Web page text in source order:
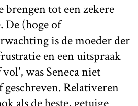
brengen tot een zekere
(hoge of
is de moeder der
en een uitspraak
vol', was Seneca niet
Relativeren